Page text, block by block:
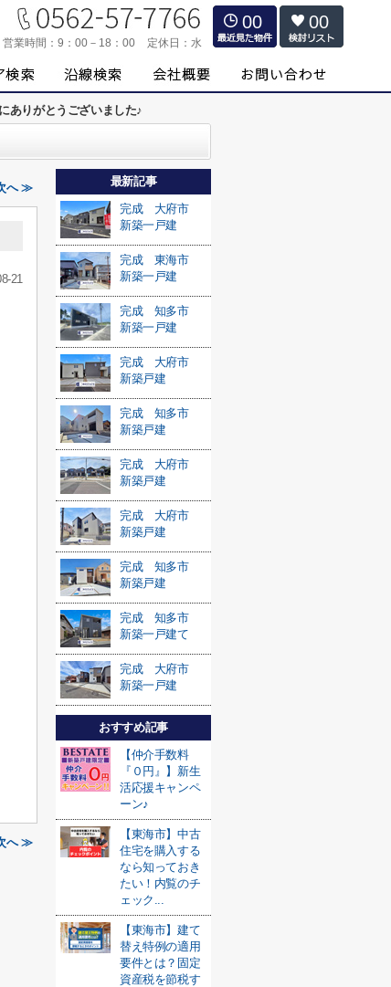
営業時間： 9：00－18：00 定休日： 水
00 00
ありがとうございました♪
へ ≫
21
へ ≫
最新記事
完成 大府市
新築一戸建
完成 東海市
新築一戸建
完成 知多市
新築一戸建
完成 大府市
新築戸建
完成 知多市
新築戸建
完成 大府市
新築戸建
完成 大府市
新築戸建
完成 知多市
新築戸建
完成 知多市
新築一戸建て
完成 大府市
新築一戸建
おすすめ記事
【仲介手数料
『０円』】新生
活応援キャンペ
ーン♪
【東海市】中古
住宅を購入する
なら知っておき
たい！内覧のチ
ェック...
【東海市】建て
替え特例の適用
要件とは？固定
資産税を節税す